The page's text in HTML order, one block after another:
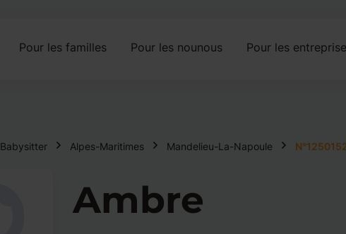
Pour les familles Pour les nounous Pour les
Babysitter Alpes-Maritimes Mandelieu-La-Napoule
Ambre